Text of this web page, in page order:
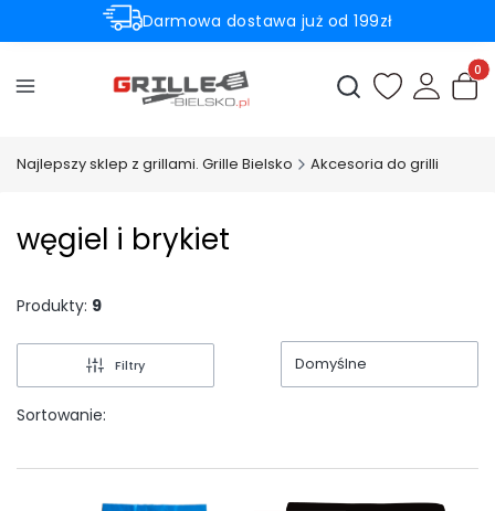
Darmowa dostawa już od 199zł
Otwórz
Najlepszy sklep z grillami. Grille Bielsko Akcesoria do grilli
węgiel i brykiet
Produkty: 9
Filtry
Sortowanie:
Domyślne